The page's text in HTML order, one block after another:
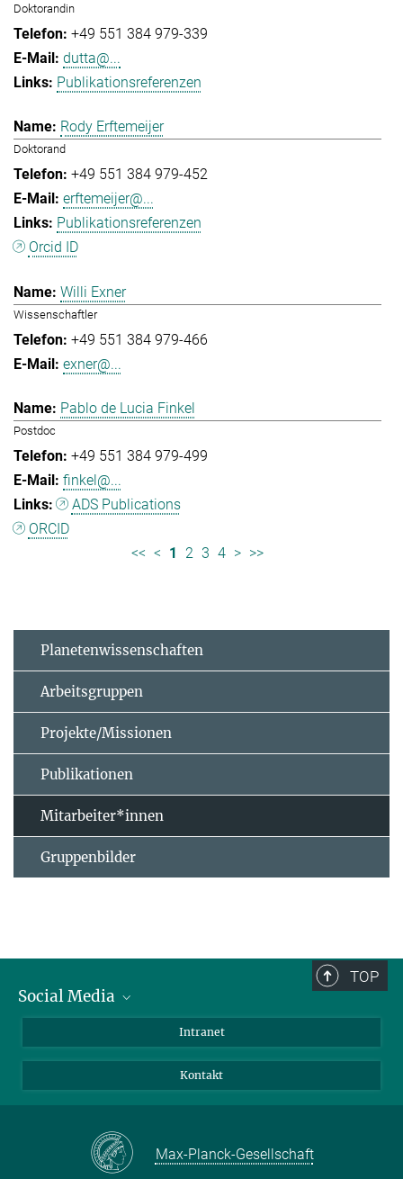
Doktorandin
+49 551 384 979-339
dutta@...
Publikationsreferenzen
Rody Erftemeijer
Doktorand
+49 551 384 979-452
erftemeijer@...
Publikationsreferenzen
Orcid ID
Willi Exner
Wissenschaftler
+49 551 384 979-466
exner@...
Pablo de Lucia Finkel
Postdoc
+49 551 384 979-499
finkel@...
ADS Publications
ORCID
<< < 1 2 3 4 > >>
Planetenwissenschaften
Arbeitsgruppen
Projekte/Missionen
Publikationen
Mitarbeiter*innen
Gruppenbilder
TOP
Social Media
Facebook
Instagram
Mastodon
Intranet
Kontakt
Max-Planck-Gesellschaft